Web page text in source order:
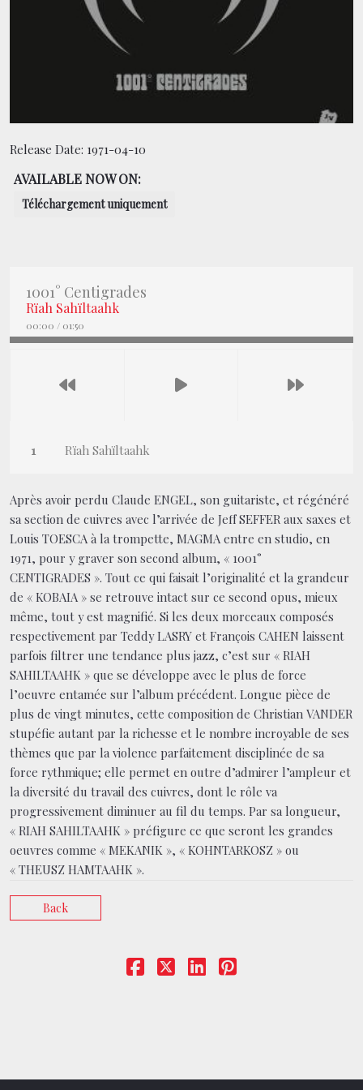
Release Date: 1971-04-10
AVAILABLE NOW ON:
Téléchargement uniquement
Rïah Sahïltaahk
1001° Centigrades
Rïah Sahïltaahk
00:00 / 01:50
Après avoir perdu Claude ENGEL, son guitariste, et régénéré
sa section de cuivres avec l’arrivée de Jeff SEFFER aux saxes et
Louis TOESCA à la trompette, MAGMA entre en studio, en
1971, pour y graver son second album, « 1001°
CENTIGRADES ». Tout ce qui faisait l’originalité et la grandeur
de « KOBAIA » se retrouve intact sur ce second opus, mieux
même, tout y est magnifié. Si les deux morceaux composés
respectivement par Teddy LASRY et François CAHEN laissent
parfois filtrer une tendance plus jazz, c’est sur « RIAH
SAHILTAAHK » que se développe avec le plus de force
l’oeuvre entamée sur l’album précédent. Longue pièce de
plus de vingt minutes, cette composition de Christian VANDER
stupéfie autant par la richesse et le nombre incroyable de ses
thèmes que par la violence parfaitement disciplinée de sa
force rythmique; elle permet en outre d’admirer l’ampleur et
la diversité du travail des cuivres, dont le rôle va
progressivement diminuer au fil du temps. Par sa longueur,
« RIAH SAHILTAAHK » préfigure ce que seront les grandes
oeuvres comme « MEKANIK », « KOHNTARKOSZ » ou
« THEUSZ HAMTAAHK ».
Back